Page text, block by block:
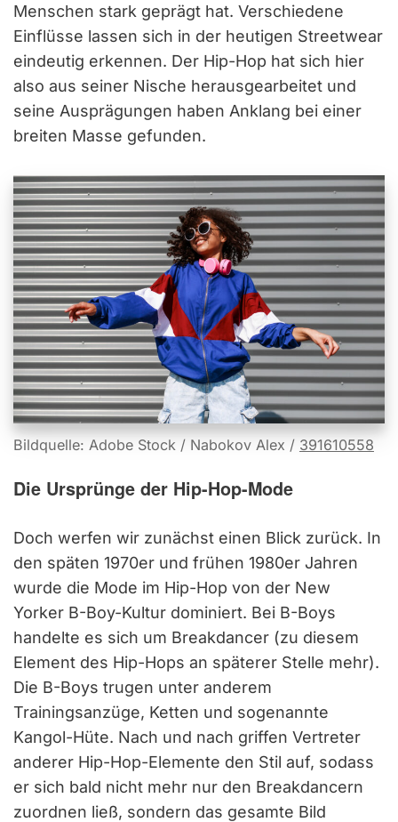
Menschen stark geprägt hat. Verschiedene
Einflüsse lassen sich in der heutigen Streetwear
eindeutig erkennen. Der Hip-Hop hat sich hier
also aus seiner Nische herausgearbeitet und
seine Ausprägungen haben Anklang bei einer
breiten Masse gefunden.
Bildquelle: Adobe Stock / Nabokov Alex / 391610558
Die Ursprünge der Hip-Hop-Mode
Doch werfen wir zunächst einen Blick zurück. In
den späten 1970er und frühen 1980er Jahren
wurde die Mode im Hip-Hop von der New
Yorker B-Boy-Kultur dominiert. Bei B-Boys
handelte es sich um Breakdancer (zu diesem
Element des Hip-Hops an späterer Stelle mehr).
Die B-Boys trugen unter anderem
Trainingsanzüge, Ketten und sogenannte
Kangol-Hüte. Nach und nach griffen Vertreter
anderer Hip-Hop-Elemente den Stil auf, sodass
er sich bald nicht mehr nur den Breakdancern
zuordnen ließ, sondern das gesamte Bild